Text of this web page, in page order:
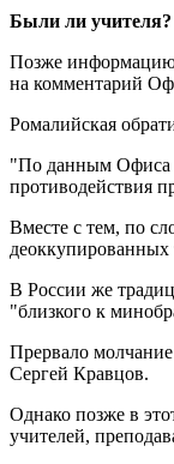
Были ли учителя?
Позже информацию
на комментарий
Ромалийская
"По данным Офиса
противодействия
Вместе с тем, по
деоккупированных
В России же
"близкого к
Прервало молчание
Сергей Кравцов.
Однако позже в
учителей,